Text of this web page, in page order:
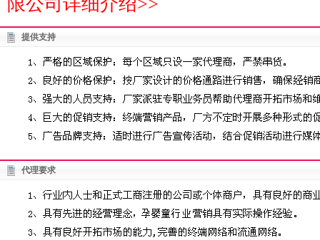
提供支持
代理要求